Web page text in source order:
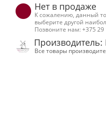
Нет в продаже
К сожалению, данный
выберите другой
Позвоните нам: +375
Все товары